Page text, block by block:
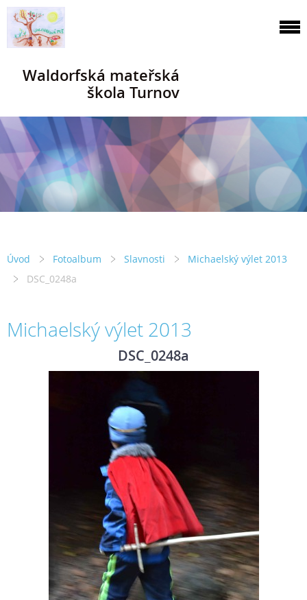
Waldorfská mateřská
škola Turnov
Úvod Fotoalbum Slavnosti
Michaelský výlet 2013
DSC_0248a
Michaelský výlet 2013
DSC_0248a